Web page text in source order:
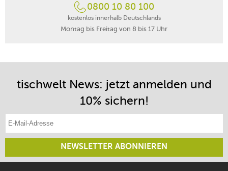
0800 10 80 100
kostenlos innerhalb Deutschlands
Montag bis Freitag von 8 bis 17 Uhr
tischwelt News: jetzt anmelden und
10% sichern!
NEWSLETTER ABONNIEREN